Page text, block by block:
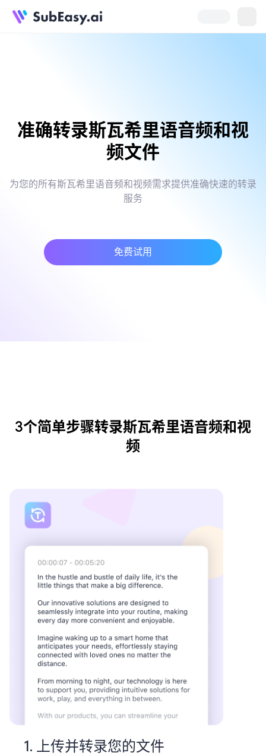
准确转录斯瓦希里语音频和视
频文件
为您的所有斯瓦希里语音频和视频需求提供准确快速的转录
服务
免费试用
3个简单步骤转录斯瓦希里语音频和视
频
1. 上传并转录您的文件